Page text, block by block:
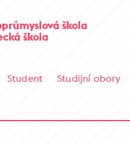
škola
škola
Student Studijní obory